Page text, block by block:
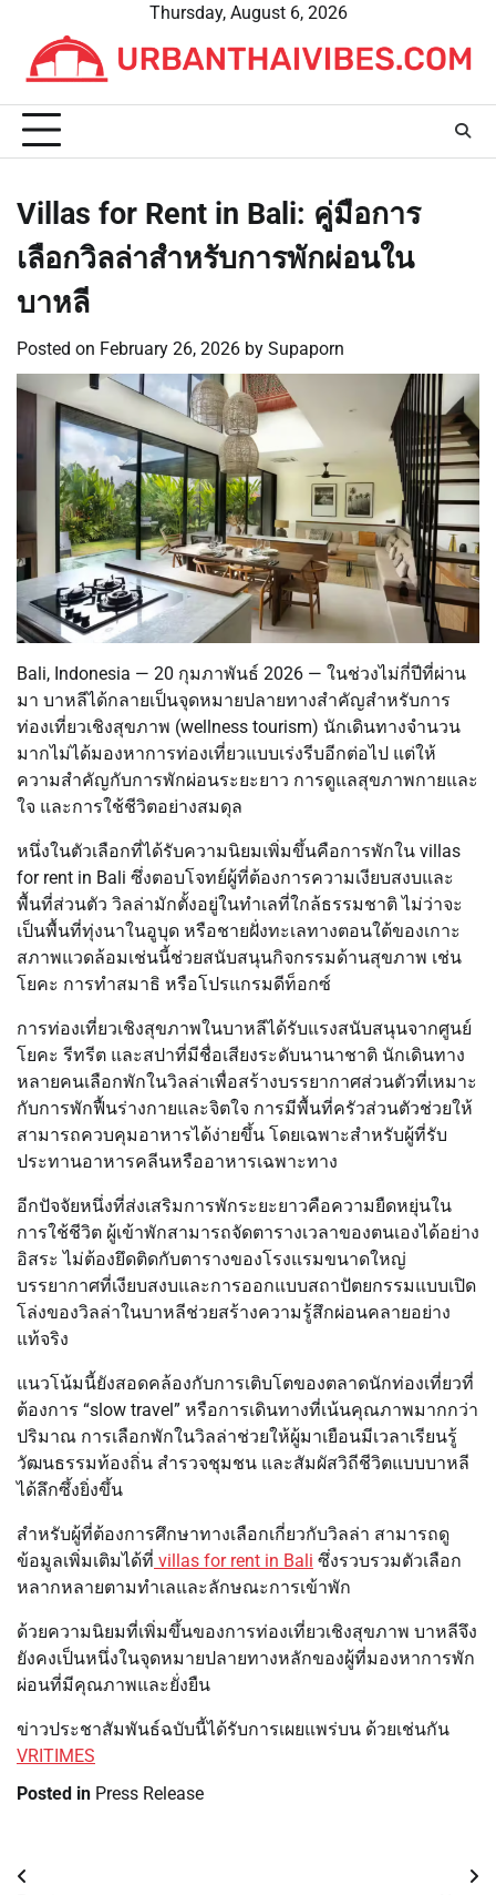
content
Thursday, August 6, 2026
Villas for Rent in Bali: คู่มือการ
เลือกวิลล่าสำหรับการพักผ่อนใน
บาหลี
Posted on February 26, 2026 by Supaporn
Bali, Indonesia — 20 กุมภาพันธ์ 2026 — ในช่วงไม่กี่ปีที่ผ่าน
มา บาหลีได้กลายเป็นจุดหมายปลายทางสำคัญสำหรับการ
ท่องเที่ยวเชิงสุขภาพ (wellness tourism) นักเดินทางจำนวน
มากไม่ได้มองหาการท่องเที่ยวแบบเร่งรีบอีกต่อไป แต่ให้
ความสำคัญกับการพักผ่อนระยะยาว การดูแลสุขภาพกายและ
ใจ และการใช้ชีวิตอย่างสมดุล
หนึ่งในตัวเลือกที่ได้รับความนิยมเพิ่มขึ้นคือการพักใน villas
for rent in Bali ซึ่งตอบโจทย์ผู้ที่ต้องการความเงียบสงบและ
พื้นที่ส่วนตัว วิลล่ามักตั้งอยู่ในทำเลที่ใกล้ธรรมชาติ ไม่ว่าจะ
เป็นพื้นที่ทุ่งนาในอูบุด หรือชายฝั่งทะเลทางตอนใต้ของเกาะ
สภาพแวดล้อมเช่นนี้ช่วยสนับสนุนกิจกรรมด้านสุขภาพ เช่น
โยคะ การทำสมาธิ หรือโปรแกรมดีท็อกซ์
การท่องเที่ยวเชิงสุขภาพในบาหลีได้รับแรงสนับสนุนจากศูนย์
โยคะ รีทรีต และสปาที่มีชื่อเสียงระดับนานาชาติ นักเดินทาง
หลายคนเลือกพักในวิลล่าเพื่อสร้างบรรยากาศส่วนตัวที่เหมาะ
กับการพักฟื้นร่างกายและจิตใจ การมีพื้นที่ครัวส่วนตัวช่วยให้
สามารถควบคุมอาหารได้ง่ายขึ้น โดยเฉพาะสำหรับผู้ที่รับ
ประทานอาหารคลีนหรืออาหารเฉพาะทาง
อีกปัจจัยหนึ่งที่ส่งเสริมการพักระยะยาวคือความยืดหยุ่นใน
การใช้ชีวิต ผู้เข้าพักสามารถจัดตารางเวลาของตนเองได้อย่าง
อิสระ ไม่ต้องยึดติดกับตารางของโรงแรมขนาดใหญ่
บรรยากาศที่เงียบสงบและการออกแบบสถาปัตยกรรมแบบเปิด
โล่งของวิลล่าในบาหลีช่วยสร้างความรู้สึกผ่อนคลายอย่าง
แท้จริง
แนวโน้มนี้ยังสอดคล้องกับการเติบโตของตลาดนักท่องเที่ยวที่
ต้องการ “slow travel” หรือการเดินทางที่เน้นคุณภาพมากกว่า
ปริมาณ การเลือกพักในวิลล่าช่วยให้ผู้มาเยือนมีเวลาเรียนรู้
วัฒนธรรมท้องถิ่น สำรวจชุมชน และสัมผัสวิถีชีวิตแบบบาหลี
ได้ลึกซึ้งยิ่งขึ้น
สำหรับผู้ที่ต้องการศึกษาทางเลือกเกี่ยวกับวิลล่า สามารถดู
ข้อมูลเพิ่มเติมได้ที่ villas for rent in Bali ซึ่งรวบรวมตัวเลือก
หลากหลายตามทำเลและลักษณะการเข้าพัก
ด้วยความนิยมที่เพิ่มขึ้นของการท่องเที่ยวเชิงสุขภาพ บาหลีจึง
ยังคงเป็นหนึ่งในจุดหมายปลายทางหลักของผู้ที่มองหาการพัก
ผ่อนที่มีคุณภาพและยั่งยืน
ข่าวประชาสัมพันธ์ฉบับนี้ได้รับการเผยแพร่บน ด้วยเช่นกัน
VRITIMES
Posted in Press Release
Post